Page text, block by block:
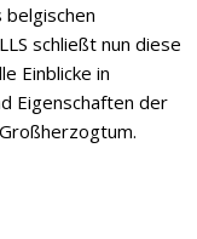
belgischen
schließt nun diese
Einblicke in
Eigenschaften der